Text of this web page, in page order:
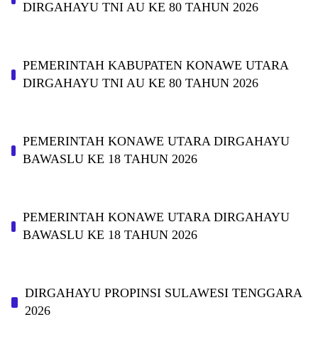
DIRGAHAYU TNI AU KE 80 TAHUN 2026
PEMERINTAH KABUPATEN KONAWE UTARA
DIRGAHAYU TNI AU KE 80 TAHUN 2026
PEMERINTAH KONAWE UTARA DIRGAHAYU
BAWASLU KE 18 TAHUN 2026
PEMERINTAH KONAWE UTARA DIRGAHAYU
BAWASLU KE 18 TAHUN 2026
DIRGAHAYU PROPINSI SULAWESI TENGGARA
2026